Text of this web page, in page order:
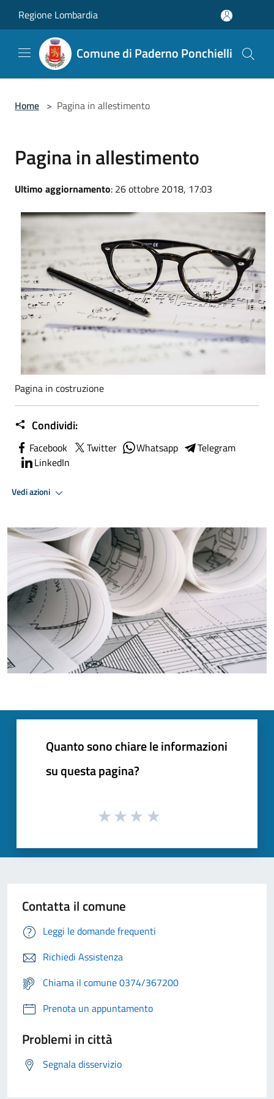
Regione Lombardia
Comune di Paderno Ponchielli
Home > Pagina in allestimento
Pagina in allestimento
Ultimo aggiornamento: 26 ottobre 2018, 17:03
Pagina in costruzione
Condividi:
Facebook Twitter Whatsapp
Telegram
LinkedIn
Vedi azioni
Quanto sono chiare le informazioni
su questa pagina?
Contatta il comune
Leggi le domande frequenti
Richiedi Assistenza
Chiama il comune 0374/367200
Prenota un appuntamento
Problemi in città
Segnala disservizio